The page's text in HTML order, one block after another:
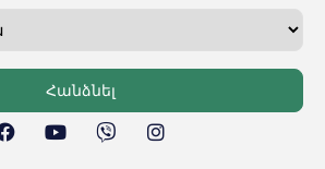
Հանձնել